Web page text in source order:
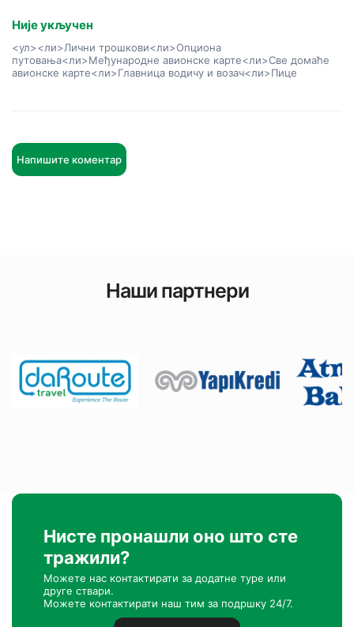
Није укључен
<ул><ли>Лични трошкови<ли>Опциона
путовања<ли>Међународне авионске карте<ли>Све домаће
авионске карте<ли>Главница водичу и возач<ли>Пице
Напишите коментар
Наши партнери
Нисте пронашли оно што сте
тражили?
Можете нас контактирати за додатне туре или
друге ствари.
Можете контактирати наш тим за подршку 24/7.